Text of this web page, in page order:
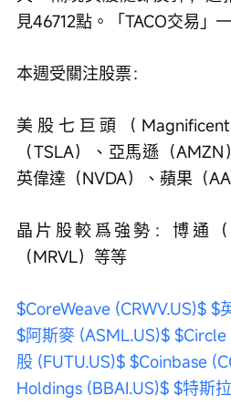
見46712點。「TACO交易
本週受關注股票：
美股七巨頭（
（TSLA）、亞馬遜（
英偉達（NVDA）、蘋果（
晶片股較爲強勢：博通
（MRVL）等等
$CoreWeave (CRWV.US)$ $
$阿斯麥 (ASML.US)$ $Circle
股 (FUTU.US)$ $Coinbase
Holdings (BBAI.US)$ $特斯